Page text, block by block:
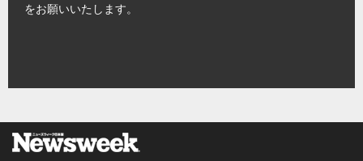
をお願いいたします。